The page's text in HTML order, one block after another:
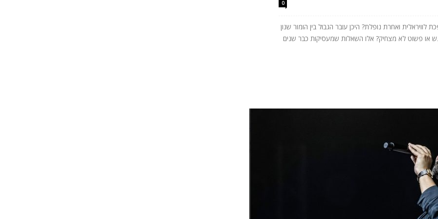
0
ואחרת נופלת? היכן עובר הגבול בין הומור שנון
או פשוט לא מצחיק? אלו השאלות שמעסיקות כבר שנים